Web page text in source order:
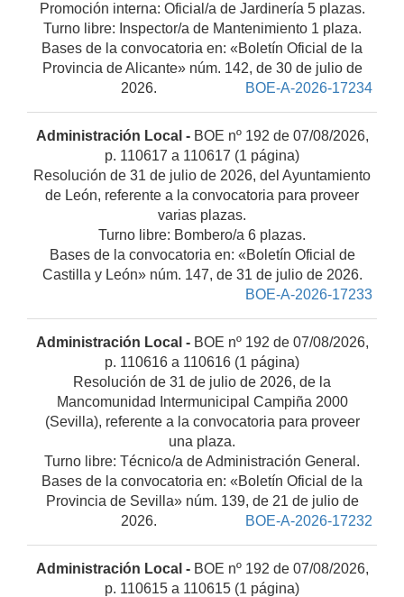
Promoción interna: Oficial/a de Jardinería 5 plazas.
Turno libre: Inspector/a de Mantenimiento 1 plaza.
Bases de la convocatoria en: «Boletín Oficial de la
Provincia de Alicante» núm. 142, de 30 de julio de
2026.
BOE-A-2026-17234
Administración Local - BOE nº 192 de 07/08/2026,
p. 110617 a 110617 (1 página)
Resolución de 31 de julio de 2026, del Ayuntamiento
de León, referente a la convocatoria para proveer
varias plazas.
Turno libre: Bombero/a 6 plazas.
Bases de la convocatoria en: «Boletín Oficial de
Castilla y León» núm. 147, de 31 de julio de 2026.
BOE-A-2026-17233
Administración Local - BOE nº 192 de 07/08/2026,
p. 110616 a 110616 (1 página)
Resolución de 31 de julio de 2026, de la
Mancomunidad Intermunicipal Campiña 2000
(Sevilla), referente a la convocatoria para proveer
una plaza.
Turno libre: Técnico/a de Administración General.
Bases de la convocatoria en: «Boletín Oficial de la
Provincia de Sevilla» núm. 139, de 21 de julio de
2026.
BOE-A-2026-17232
Administración Local - BOE nº 192 de 07/08/2026,
p. 110615 a 110615 (1 página)